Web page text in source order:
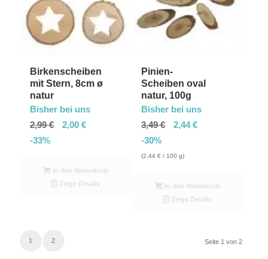
Birkenscheiben
mit Stern, 8cm ø
natur
Bisher bei uns
2,99€ 2,00 €
-33%
In den Warenkorb
Zeige Details
Pinien-
Scheiben oval
natur, 100g
Bisher bei uns
3,49€ 2,44€
-30%
(2,44€ / 100 g)
In den Warenkorb
Zeige Details
Seite 1 von 2
1 2